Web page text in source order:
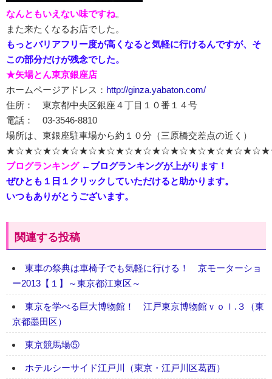
なんともいえない味ですね。
また来たくなるお店でした。
もっとバリアフリー度が高くなると気軽に行けるんですが、そ
この部分だけが残念でした。
★矢場とん東京銀座店
ホームページアドレス： http://ginza.yabaton.com/
住所： 東京都中央区銀座４丁目１０番１４号
電話： 03-3546-8810
場所は、東銀座駐車場から約１０分（三原橋交差点の近く）
ブログランキング ←ブログランキングが上がります！
ぜひとも１日１クリックしていただけると助かります。
いつもありがとうございます。
関連する投稿
東車の祭典は車椅子でも気軽に行ける！ 京モーターショ
ー2013【１】～東京都江東区～
東京を学べる巨大博物館！ 江戸東京博物館ｖｏｌ.３（東
京都墨田区）
東京競馬場⑤
ホテルシーサイド江戸川（東京・江戸川区葛西）